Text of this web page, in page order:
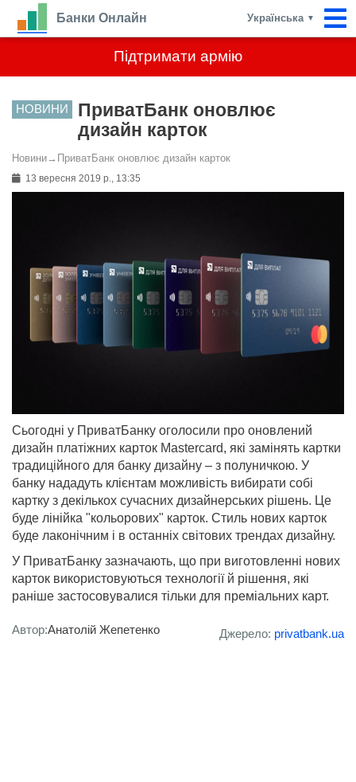
Підтримати армію
Банки Онлайн Українська ▼
НОВИНИ
ПриватБанк оновлює
дизайн карток
Новини→ ПриватБанк оновлює дизайн карток
13 вересня 2019 р., 13:35
Сьогодні у ПриватБанку оголосили про оновлений
дизайн платіжних карток Mastercard, які замінять картки
традиційного для банку дизайну – з полуничкою. У
банку нададуть клієнтам можливість вибирати собі
картку з декількох сучасних дизайнерських рішень. Це
буде лінійка "кольорових" карток. Стиль нових карток
буде лаконічним і в останніх світових трендах дизайну.
У ПриватБанку зазначають, що при виготовленні нових
карток використовуються технології й рішення, які
раніше застосовувалися тільки для преміальних карт.
Автор:Анатолій Жепетенко Джерело: privatbank.ua